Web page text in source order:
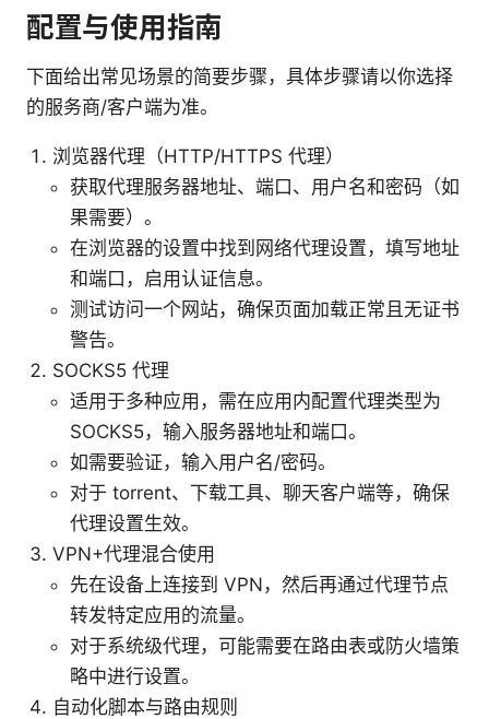
配置与使用指南
下面给出常见场景的简要步骤，具体步骤请以你选择
的服务商/客户端为准。
浏览器代理（HTTP/HTTPS 代理）
获取代理服务器地址、端口、用户名和密码（如
果需要）。
在浏览器的设置中找到网络代理设置，填写地址
和端口，启用认证信息。
测试访问一个网站，确保页面加载正常且无证书
警告。
SOCKS5 代理
适用于多种应用，需在应用内配置代理类型为
SOCKS5，输入服务器地址和端口。
如需要验证，输入用户名/密码。
对于 torrent、下载工具、聊天客户端等，确保
代理设置生效。
VPN+代理混合使用
先在设备上连接到 VPN，然后再通过代理节点
转发特定应用的流量。
对于系统级代理，可能需要在路由表或防火墙策
略中进行设置。
自动化脚本与路由规则